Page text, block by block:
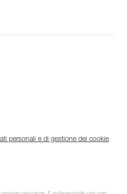
personali e di gestione dei cookie